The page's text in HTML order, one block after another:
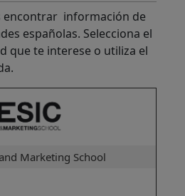
encontrar información de
españolas. Selecciona el
que te interese o utiliza el
Marketing School